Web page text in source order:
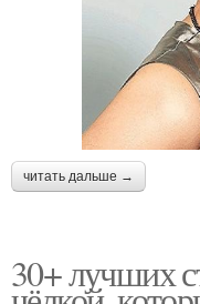
читать дальше →
30+ лучших